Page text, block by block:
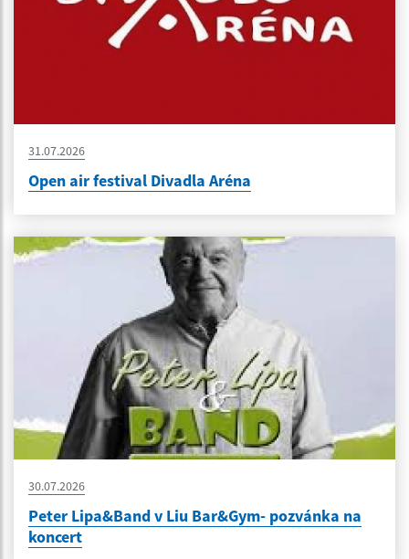
31.07.2026
Open air festival Divadla Aréna
30.07.2026
Peter Lipa&Band v Liu Bar&Gym- pozvánka na
koncert